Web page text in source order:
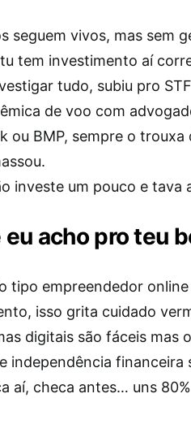
seguem vivos, mas sem
tem investimento aí
tudo, subiu pro
de voo com
ou BMP, sempre o
investe um pouco e tava
eu acho pro teu
tipo empreendedor
isso grita cuidado
digitais são fáceis mas
independência financeira
aí, checa antes… uns